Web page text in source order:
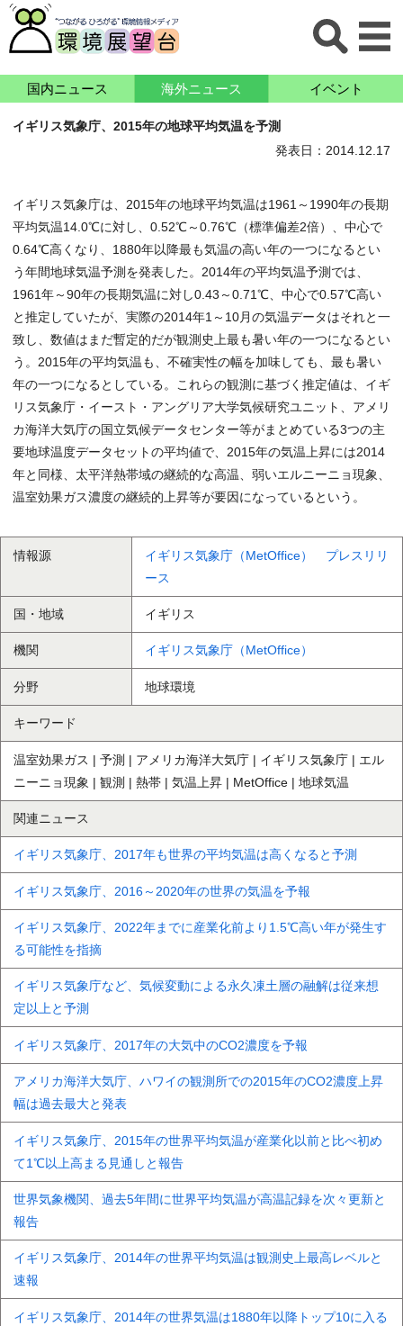
国内ニュース 海外ニュース イベント
イギリス気象庁、2015年の地球平均気温を予測
発表日：2014.12.17
イギリス気象庁は、2015年の地球平均気温は1961～1990年の長期
平均気温14.0℃に対し、0.52℃～0.76℃（標準偏差2倍）、中心で
0.64℃高くなり、1880年以降最も気温の高い年の一つになるとい
う年間地球気温予測を発表した。2014年の平均気温予測では、
1961年～90年の長期気温に対し0.43～0.71℃、中心で0.57℃高い
と推定していたが、実際の2014年1～10月の気温データはそれと一
致し、数値はまだ暫定的だが観測史上最も暑い年の一つになるとい
う。2015年の平均気温も、不確実性の幅を加味しても、最も暑い
年の一つになるとしている。これらの観測に基づく推定値は、イギ
リス気象庁・イースト・アングリア大学気候研究ユニット、アメリ
カ海洋大気庁の国立気候データセンター等がまとめている3つの主
要地球温度データセットの平均値で、2015年の気温上昇には2014
年と同様、太平洋熱帯域の継続的な高温、弱いエルニーニョ現象、
温室効果ガス濃度の継続的上昇等が要因になっているという。
情報源
イギリス気象庁（MetOffice） プレスリリ
ース
国・地域 イギリス
機関 イギリス気象庁（MetOffice）
分野 地球環境
キーワード
温室効果ガス | 予測 | アメリカ海洋大気庁 | イギリス気象庁 | エル
ニーニョ現象 | 観測 | 熱帯 | 気温上昇 | MetOffice | 地球気温
関連ニュース
イギリス気象庁、2017年も世界の平均気温は高くなると予測
イギリス気象庁、2016～2020年の世界の気温を予報
イギリス気象庁、2022年までに産業化前より1.5℃高い年が発生す
る可能性を指摘
イギリス気象庁など、気候変動による永久凍土層の融解は従来想
定以上と予測
イギリス気象庁、2017年の大気中のCO2濃度を予報
アメリカ海洋大気庁、ハワイの観測所での2015年のCO2濃度上昇
幅は過去最大と発表
イギリス気象庁、2015年の世界平均気温が産業化以前と比べ初め
て1℃以上高まる見通しと報告
世界気象機関、過去5年間に世界平均気温が高温記録を次々更新と
報告
イギリス気象庁、2014年の世界平均気温は観測史上最高レベルと
速報
イギリス気象庁、2014年の世界気温は1880年以降トップ10に入る